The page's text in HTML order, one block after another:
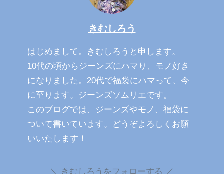
きむしろう
はじめまして。きむしろうと申します。
10代の頃からジーンズにハマり、モノ好き
になりました。20代で福袋にハマって、今
に至ります。ジーンズソムリエです。
このブログでは、ジーンズやモノ、福袋に
ついて書いています。どうぞよろしくお願
いいたします！
きむしろうをフォローする